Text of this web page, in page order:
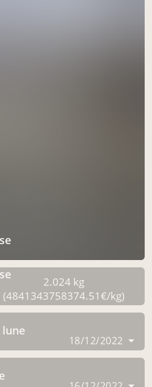
2.024 kg
(4841343758374.51€/kg)
lune
18/12/2022